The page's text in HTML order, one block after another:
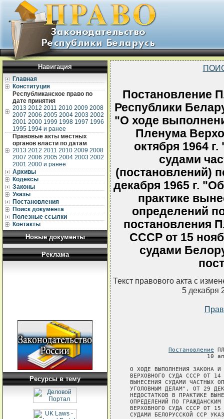
Навигация
Главная
Конституция
Республиканское право по
дате принятия
2013 2012 2011 2010 2009 2008
2007 2006 2005 2004 2003 2002
2001 2000 1999 1998 1997 1996
1995 1994 и ранее
Правовые акты местных
органов власти по датам
2013 2012 2011 2010 2009 2008
2007 2006 2005 2004 2003 2002
2001 2000 и ранее
Архивы
Кодексы
Законы
Указы
Постановления
Поиск документа
Полезные ссылки
Контакты
Новые документы
Реклама
Ресурсы в тему
Постановление
Республики
"О ходе
Пленума
октября 1964
судами
(постановлений)
декабря 1965 г.
практике
определений
постановления
СССР от 15
судами
Текст правового акта с
5 декабря
Постановление
10
О ХОДЕ ВЫПОЛНЕНИЯ ЗАКОНА И
ВЕРХОВНОГО СУДА СССР ОТ
ВЫНЕСЕНИЯ СУДАМИ ЧАСТНЫХ
УГОЛОВНЫМ ДЕЛАМ", ОТ 29
НЕДОСТАТКОВ В ПРАКТИКЕ
ОПРЕДЕЛЕНИЙ ПО
ВЕРХОВНОГО СУДА СССР ОТ
СУДАМИ БЕЛОРУССКОЙ ССР